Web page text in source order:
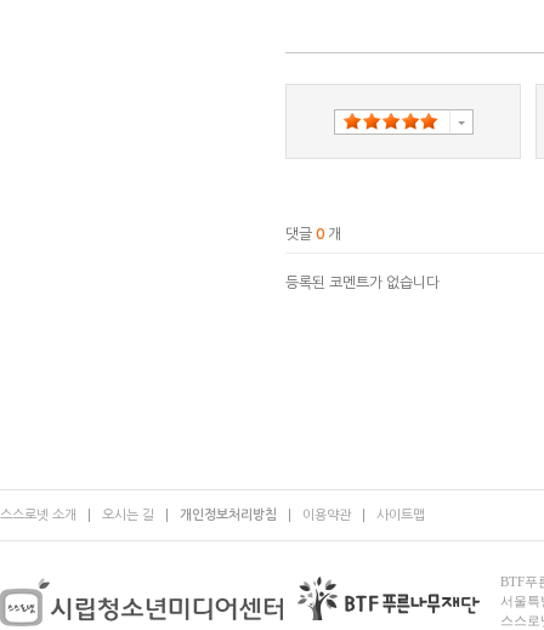
댓글 0 개
등록된 코멘트가 없습니다
스스로넷 소개 오시는 길 개인정보처리방침 이용약관 사이트맵
BTF푸
서울
스스로